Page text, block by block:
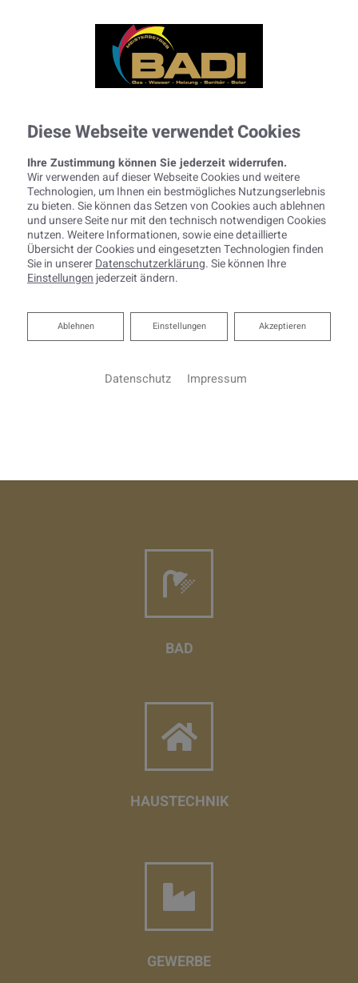
BAD
HAUSTECHNIK
GEWERBE
Diese Webseite verwendet Cookies
Ihre Zustimmung können Sie jederzeit widerrufen.
Wir verwenden auf dieser Webseite Cookies und weitere
Technologien, um Ihnen ein bestmögliches Nutzungserlebnis
zu bieten. Sie können das Setzen von Cookies auch ablehnen
und unsere Seite nur mit den technisch notwendigen Cookies
nutzen. Weitere Informationen, sowie eine detaillierte
Übersicht der Cookies und eingesetzten Technologien finden
Sie in unsererDatenschutzerklärung. Sie können Ihre
Einstellungen jederzeit ändern.
Akzeptieren
Einstellungen
Ablehnen
Ablehnen
Datenschutz Impressum